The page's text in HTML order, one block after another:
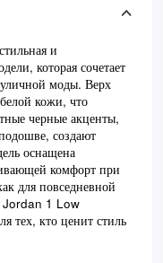
и
которая сочетает
моды. Верх
кожи, что
черные акценты,
создают
оснащена
комфорт при
для повседневной
Jordan 1 Low
тех, кто ценит стиль